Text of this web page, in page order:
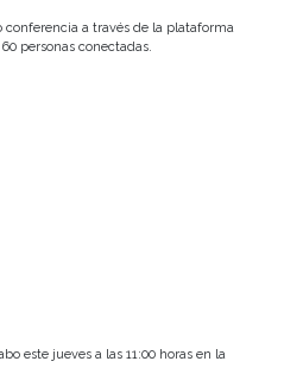
conferencia a través de la plataforma
personas conectadas.
este jueves a las 11:00 horas en la